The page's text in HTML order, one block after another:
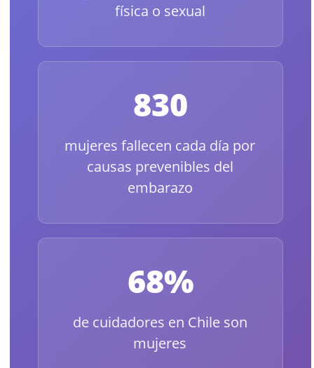
física o sexual
830
mujeres fallecen cada día por
causas prevenibles del
embarazo
68%
de cuidadores en Chile son
mujeres